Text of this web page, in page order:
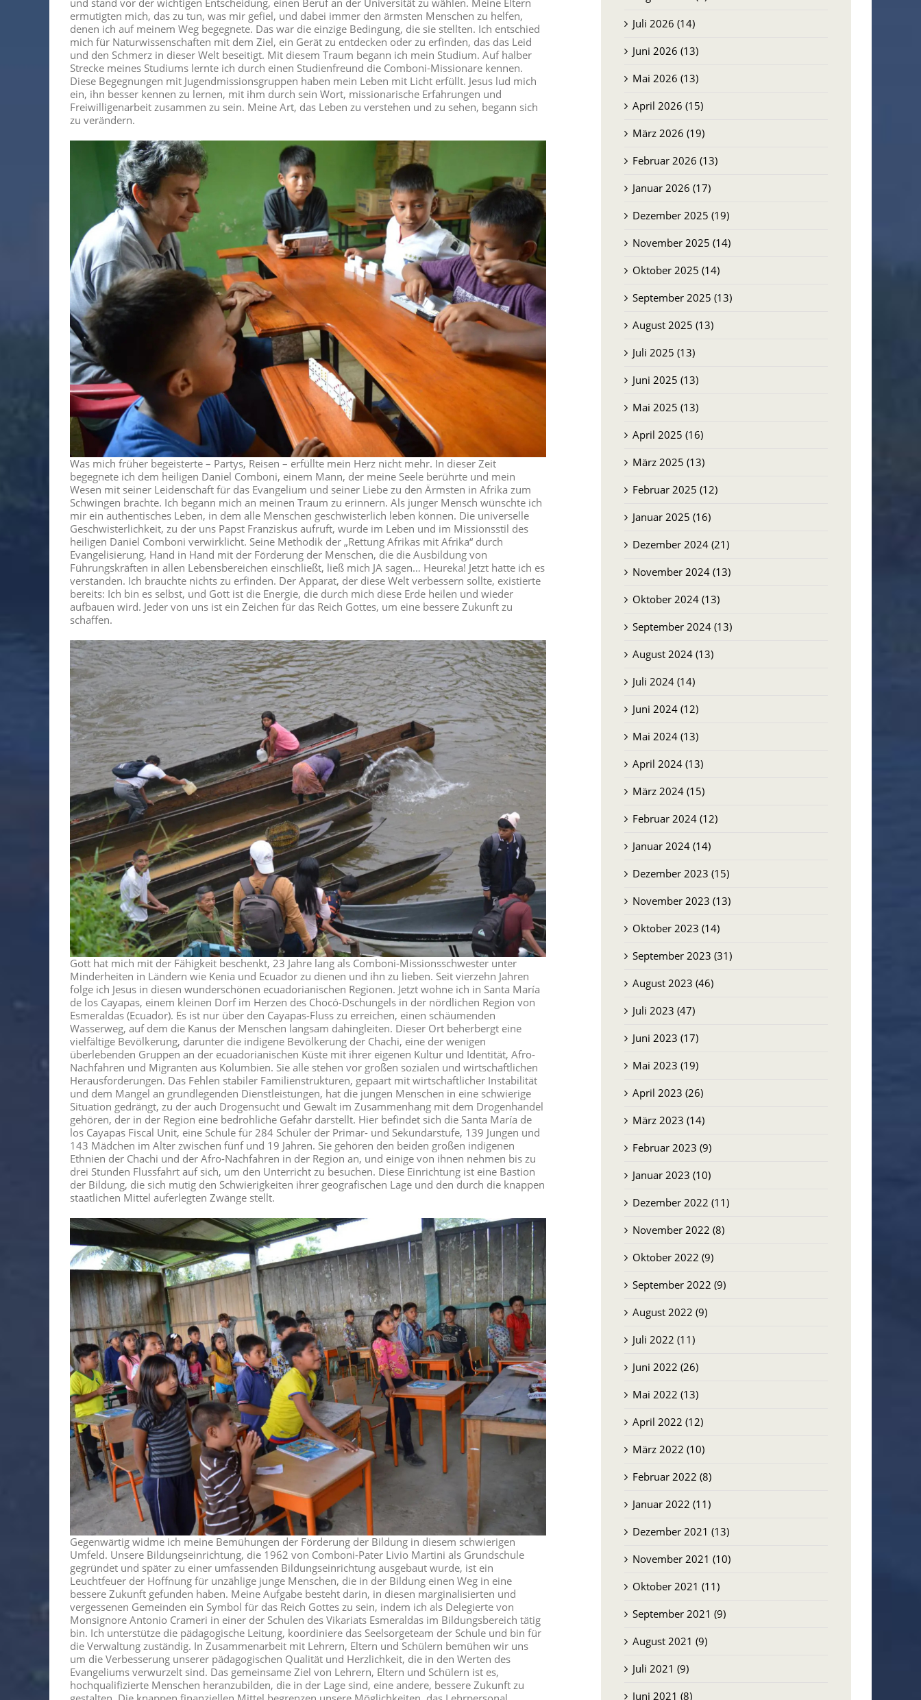
ermutigten mich, das zu tun, was mir gefiel, und dabei immer den ärmsten Menschen zu helfen,
denen ich auf meinem Weg begegnete. Das war die einzige Bedingung, die sie stellten. Ich entschied
mich für Naturwissenschaften mit dem Ziel, ein Gerät zu entdecken oder zu erfinden, das das Leid
und den Schmerz in dieser Welt beseitigt. Mit diesem Traum begann ich mein Studium. Auf halber
Strecke meines Studiums lernte ich durch einen Studienfreund die Comboni-Missionare kennen.
Diese Begegnungen mit Jugendmissionsgruppen haben mein Leben mit Licht erfüllt. Jesus lud mich
ein, ihn besser kennen zu lernen, mit ihm durch sein Wort, missionarische Erfahrungen und
Freiwilligenarbeit zusammen zu sein. Meine Art, das Leben zu verstehen und zu sehen, begann sich
zu verändern.
Was mich früher begeisterte – Partys, Reisen – erfüllte mein Herz nicht mehr. In dieser Zeit
begegnete ich dem heiligen Daniel Comboni, einem Mann, der meine Seele berührte und mein
Wesen mit seiner Leidenschaft für das Evangelium und seiner Liebe zu den Ärmsten in Afrika zum
Schwingen brachte. Ich begann mich an meinen Traum zu erinnern. Als junger Mensch wünschte ich
mir ein authentisches Leben, in dem alle Menschen geschwisterlich leben können. Die universelle
Geschwisterlichkeit, zu der uns Papst Franziskus aufruft, wurde im Leben und im Missionsstil des
heiligen Daniel Comboni verwirklicht. Seine Methodik der „Rettung Afrikas mit Afrika“ durch
Evangelisierung, Hand in Hand mit der Förderung der Menschen, die die Ausbildung von
Führungskräften in allen Lebensbereichen einschließt, ließ mich JA sagen… Heureka! Jetzt hatte ich es
verstanden. Ich brauchte nichts zu erfinden. Der Apparat, der diese Welt verbessern sollte, existierte
bereits: Ich bin es selbst, und Gott ist die Energie, die durch mich diese Erde heilen und wieder
aufbauen wird. Jeder von uns ist ein Zeichen für das Reich Gottes, um eine bessere Zukunft zu
schaffen.
Gott hat mich mit der Fähigkeit beschenkt, 23 Jahre lang als Comboni-Missionsschwester unter
Minderheiten in Ländern wie Kenia und Ecuador zu dienen und ihn zu lieben. Seit vierzehn Jahren
folge ich Jesus in diesen wunderschönen ecuadorianischen Regionen. Jetzt wohne ich in Santa María
de los Cayapas, einem kleinen Dorf im Herzen des Chocó-Dschungels in der nördlichen Region von
Esmeraldas (Ecuador). Es ist nur über den Cayapas-Fluss zu erreichen, einen schäumenden
Wasserweg, auf dem die Kanus der Menschen langsam dahingleiten. Dieser Ort beherbergt eine
vielfältige Bevölkerung, darunter die indigene Bevölkerung der Chachi, eine der wenigen
überlebenden Gruppen an der ecuadorianischen Küste mit ihrer eigenen Kultur und Identität, Afro-
Nachfahren und Migranten aus Kolumbien. Sie alle stehen vor großen sozialen und wirtschaftlichen
Herausforderungen. Das Fehlen stabiler Familienstrukturen, gepaart mit wirtschaftlicher Instabilität
und dem Mangel an grundlegenden Dienstleistungen, hat die jungen Menschen in eine schwierige
Situation gedrängt, zu der auch Drogensucht und Gewalt im Zusammenhang mit dem Drogenhandel
gehören, der in der Region eine bedrohliche Gefahr darstellt. Hier befindet sich die Santa María de
los Cayapas Fiscal Unit, eine Schule für 284 Schüler der Primar- und Sekundarstufe, 139 Jungen und
143 Mädchen im Alter zwischen fünf und 19 Jahren. Sie gehören den beiden großen indigenen
Ethnien der Chachi und der Afro-Nachfahren in der Region an, und einige von ihnen nehmen bis zu
drei Stunden Flussfahrt auf sich, um den Unterricht zu besuchen. Diese Einrichtung ist eine Bastion
der Bildung, die sich mutig den Schwierigkeiten ihrer geografischen Lage und den durch die knappen
staatlichen Mittel auferlegten Zwänge stellt.
Gegenwärtig widme ich meine Bemühungen der Förderung der Bildung in diesem schwierigen
Umfeld. Unsere Bildungseinrichtung, die 1962 von Comboni-Pater Livio Martini als Grundschule
gegründet und später zu einer umfassenden Bildungseinrichtung ausgebaut wurde, ist ein
Leuchtfeuer der Hoffnung für unzählige junge Menschen, die in der Bildung einen Weg in eine
bessere Zukunft gefunden haben. Meine Aufgabe besteht darin, in diesen marginalisierten und
vergessenen Gemeinden ein Symbol für das Reich Gottes zu sein, indem ich als Delegierte von
Monsignore Antonio Crameri in einer der Schulen des Vikariats Esmeraldas im Bildungsbereich tätig
bin. Ich unterstütze die pädagogische Leitung, koordiniere das Seelsorgeteam der Schule und bin für
die Verwaltung zuständig. In Zusammenarbeit mit Lehrern, Eltern und Schülern bemühen wir uns
um die Verbesserung unserer pädagogischen Qualität und Herzlichkeit, die in den Werten des
Evangeliums verwurzelt sind. Das gemeinsame Ziel von Lehrern, Eltern und Schülern ist es,
hochqualifizierte Menschen heranzubilden, die in der Lage sind, eine andere, bessere Zukunft zu
Juli 2026 (14)
Juni 2026 (13)
Mai 2026 (13)
April 2026 (15)
März 2026 (19)
Februar 2026 (13)
Januar 2026 (17)
Dezember 2025 (19)
November 2025 (14)
Oktober 2025 (14)
September 2025 (13)
August 2025 (13)
Juli 2025 (13)
Juni 2025 (13)
Mai 2025 (13)
April 2025 (16)
März 2025 (13)
Februar 2025 (12)
Januar 2025 (16)
Dezember 2024 (21)
November 2024 (13)
Oktober 2024 (13)
September 2024 (13)
August 2024 (13)
Juli 2024 (14)
Juni 2024 (12)
Mai 2024 (13)
April 2024 (13)
März 2024 (15)
Februar 2024 (12)
Januar 2024 (14)
Dezember 2023 (15)
November 2023 (13)
Oktober 2023 (14)
September 2023 (31)
August 2023 (46)
Juli 2023 (47)
Juni 2023 (17)
Mai 2023 (19)
April 2023 (26)
März 2023 (14)
Februar 2023 (9)
Januar 2023 (10)
Dezember 2022 (11)
November 2022 (8)
Oktober 2022 (9)
September 2022 (9)
August 2022 (9)
Juli 2022 (11)
Juni 2022 (26)
Mai 2022 (13)
April 2022 (12)
März 2022 (10)
Februar 2022 (8)
Januar 2022 (11)
Dezember 2021 (13)
November 2021 (10)
Oktober 2021 (11)
September 2021 (9)
August 2021 (9)
Juli 2021 (9)
Juni 2021 (8)